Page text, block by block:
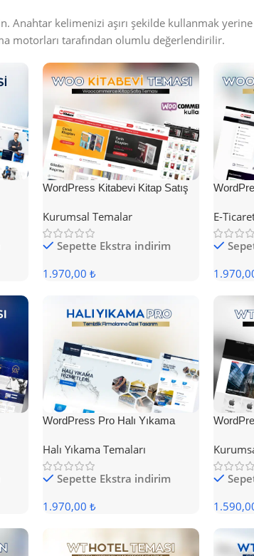
Anahtar kelimenizi aşırı şekilde kullanmak
motorları tarafından olumlu değerlendirilir.
WordPress Kitabevi Kitap Satış
Kurumsal Temalar
Sepette Ekstra indirim
1.970,00 ₺
E-
WordPress Pro Halı Yıkama
Halı Yıkama Temaları
Sepette Ekstra indirim
1.970,00 ₺